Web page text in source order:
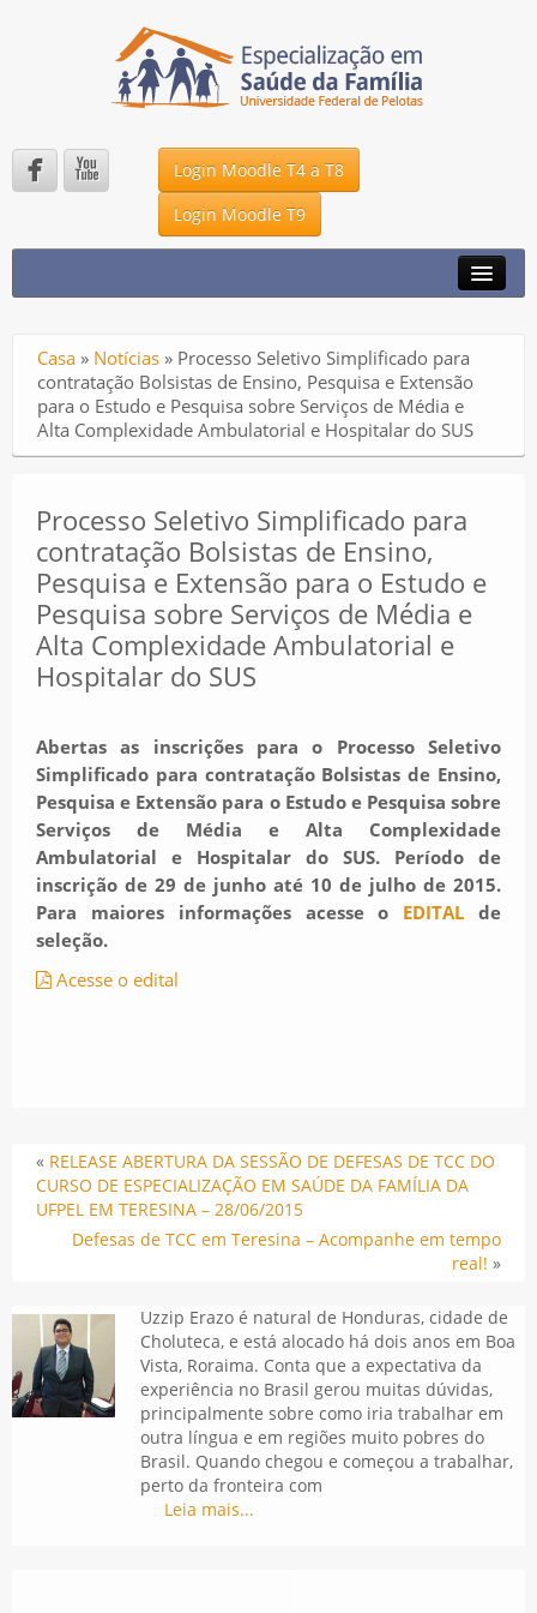

Login Moodle T4 a T8
Login Moodle T9
DMS – UFPEL
UNA – SUS
P2K
FALE CONOSCO
Casa » Notícias » Processo Seletivo Simplificado para
contratação Bolsistas de Ensino, Pesquisa e Extensão
para o Estudo e Pesquisa sobre Serviços de Média e
Alta Complexidade Ambulatorial e Hospitalar do SUS
Processo Seletivo Simplificado para
contratação Bolsistas de Ensino,
Pesquisa e Extensão para o Estudo e
Pesquisa sobre Serviços de Média e
Alta Complexidade Ambulatorial e
Hospitalar do SUS
Abertas as inscrições para o Processo Seletivo
Simplificado para contratação Bolsistas de Ensino,
Pesquisa e Extensão para o Estudo e Pesquisa sobre
Serviços de Média e Alta Complexidade
Ambulatorial e Hospitalar do SUS. Período de
inscrição de 29 de junho até 10 de julho de 2015.
Para maiores informações acesse o EDITAL de
seleção.
Acesse o edital
« RELEASE ABERTURA DA SESSÃO DE DEFESAS DE TCC DO
CURSO DE ESPECIALIZAÇÃO EM SAÚDE DA FAMÍLIA DA
UFPEL EM TERESINA – 28/06/2015
Defesas de TCC em Teresina – Acompanhe em tempo
real! »
Uzzip Erazo é natural de Honduras, cidade de
Choluteca, e está alocado há dois anos em Boa
Vista, Roraima. Conta que a expectativa da
experiência no Brasil gerou muitas dúvidas,
principalmente sobre como iria trabalhar em
outra língua e em regiões muito pobres do
Brasil. Quando chegou e começou a trabalhar,
perto da fronteira com
Leia mais...